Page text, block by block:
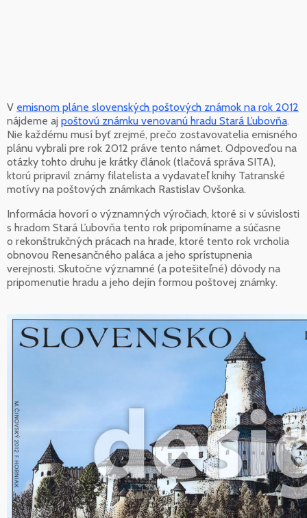
V emisnom pláne slovenských poštových známok na rok 2012
nájdeme aj poštovú známku venovanú hradu Stará Ľubovňa.
Nie každému musí byť zrejmé, prečo zostavovatelia emisného
plánu vybrali pre rok 2012 práve tento námet. Odpoveďou na
otázky tohto druhu je krátky článok (tlačová správa SITA),
ktorú pripravil známy filatelista a vydavateľ knihy Tatranské
motívy na poštových známkach Rastislav Ovšonka.
Informácia hovorí o významných výročiach, ktoré si v súvislosti
s hradom Stará Ľubovňa tento rok pripomíname a súčasne
o rekonštrukčných prácach na hrade, ktoré tento rok vrcholia
obnovou Renesančného paláca a jeho sprístupnenia
verejnosti. Skutočne významné (a potešiteľné) dôvody na
pripomenutie hradu a jeho dejín formou poštovej známky.